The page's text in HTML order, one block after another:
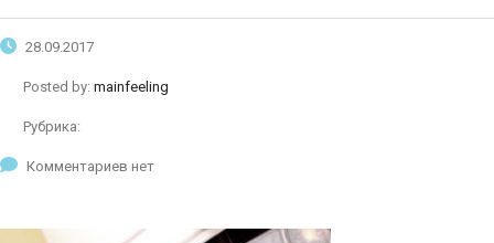
28.09.2017
Posted by: mainfeeling
Рубрика:
Комментариев нет